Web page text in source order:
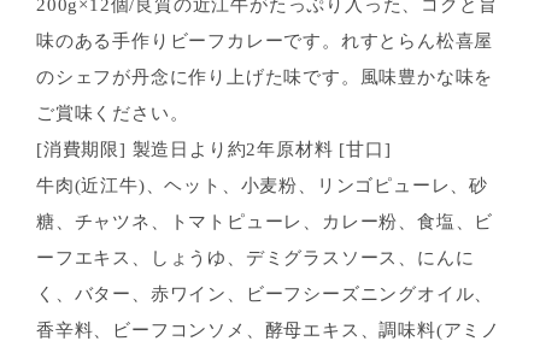
200g×12個/良質の近江牛がたっぷり入った、コクと旨
味のある手作りビーフカレーです。れすとらん松喜屋
のシェフが丹念に作り上げた味です。風味豊かな味を
ご賞味ください。
[消費期限] 製造日より約2年原材料 [甘口]
牛肉(近江牛)、ヘット、小麦粉、リンゴピューレ、砂
糖、チャツネ、トマトピューレ、カレー粉、食塩、ビ
ーフエキス、しょうゆ、デミグラスソース、にんに
く、バター、赤ワイン、ビーフシーズニングオイル、
香辛料、ビーフコンソメ、酵母エキス、調味料(アミノ